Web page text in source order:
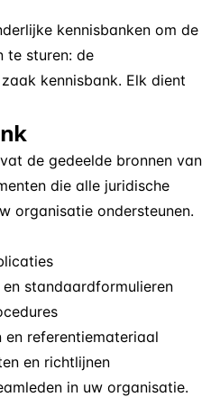
kennisbanken om de
te sturen: de
kennisbank. Elk dient
de gedeelde bronnen van
die alle juridische
organisatie ondersteunen.
standaardformulieren
en referentiemateriaal
en richtlijnen
in uw organisatie.